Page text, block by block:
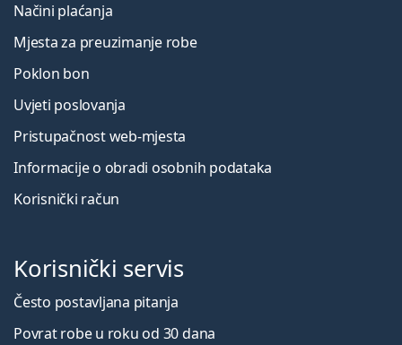
Načini plaćanja
Mjesta za preuzimanje robe
Poklon bon
Uvjeti poslovanja
Pristupačnost web-mjesta
Informacije o obradi osobnih podataka
Korisnički račun
Korisnički servis
Često postavljana pitanja
Povrat robe u roku od 30 dana